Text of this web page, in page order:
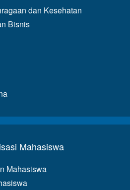
dan Kesehatan
Bisnis
Mahasiswa
Mahasiswa